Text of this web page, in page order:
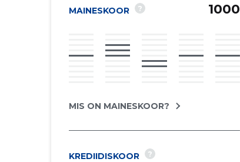
MAINESKOOR ? 1000
MIS ON MAINESKOOR?
KREDIIDISKOOR ?